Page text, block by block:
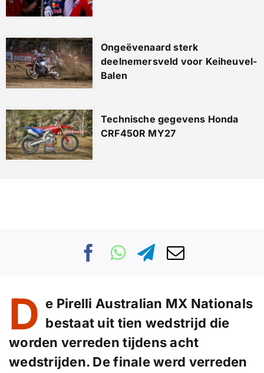
Ongeëvenaard sterk
deelnemersveld voor Keiheuvel-
Balen
Technische gegevens Honda
CRF450R MY27
D e Pirelli Australian MX Nationals
bestaat uit tien wedstrijd die
worden verreden tijdens acht
wedstrijden. De finale werd verreden